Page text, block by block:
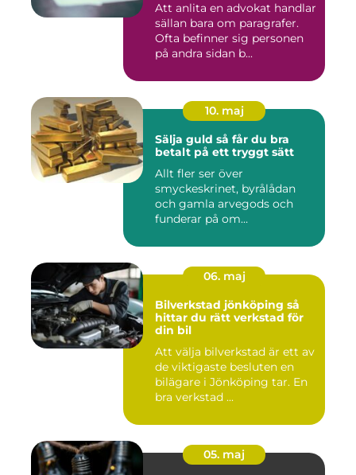
Att anlita en advokat handlar
sällan bara om paragrafer.
Ofta befinner sig personen
på andra sidan b...
10. maj
Sälja guld så får du bra
betalt på ett tryggt sätt
Allt fler ser över
smyckeskrinet, byrålådan
och gamla arvegods och
funderar på om
06. maj
Bilverkstad jönköping så
hittar du rätt verkstad för
din bil
Att välja bilverkstad är ett av
de viktigaste besluten en
bilägare i Jönköping tar. En
bra verkstad ...
05. maj